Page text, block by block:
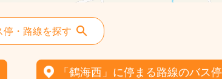
停・路線を探す
「鶴海西」に停まる路線のバス停